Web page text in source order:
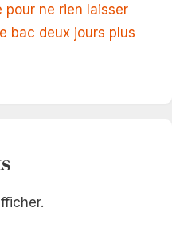
pour ne rien laisser
bac deux jours plus